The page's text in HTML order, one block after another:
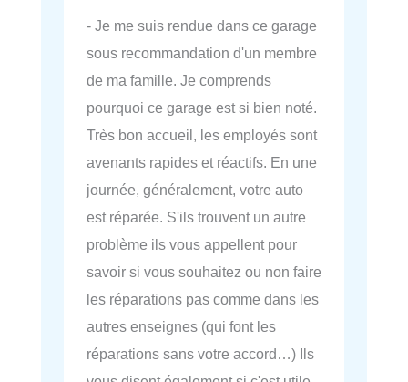
- Je me suis rendue dans ce garage
sous recommandation d'un membre
de ma famille. Je comprends
pourquoi ce garage est si bien noté.
Très bon accueil, les employés sont
avenants rapides et réactifs. En une
journée, généralement, votre auto
est réparée. S'ils trouvent un autre
problème ils vous appellent pour
savoir si vous souhaitez ou non faire
les réparations pas comme dans les
autres enseignes (qui font les
réparations sans votre accord…) Ils